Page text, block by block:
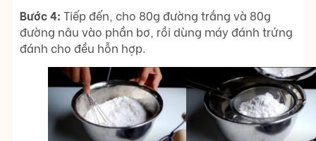
Bước 4: Tiếp đến, cho 80g đường trắng và 80g
đường nâu vào phần bơ, rồi dùng máy đánh trứng
đánh cho đều hỗn hợp.